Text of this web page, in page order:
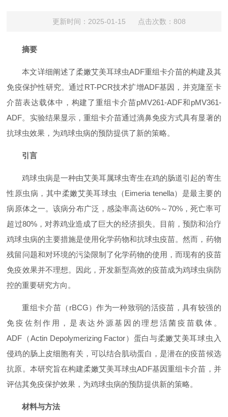
更新时间：2025-01-15 点击次数：808
摘要
本文详细阐述了柔嫩艾美耳球虫ADF重组卡介苗的构建及其
免疫保护性研究。通过RT-PCR技术扩增ADF基因，并克隆至卡
介苗表达载体中，构建了重组卡介苗pMV261-ADF和pMV361-
ADF。实验结果显示，重组卡介苗通过滴鼻免疫方式具有显著的
抗球虫效果，为鸡球虫病的预防提供了新的策略。
引言
鸡球虫病是一种由艾美耳属球虫寄生在鸡的肠道引起的寄生
性原虫病，其中柔嫩艾美耳球虫（Eimeria tenella）是最主要的
病原体之一。该病分布广泛，感染率高达60%～70%，死亡率可
超过80%，对养鸡业造成了巨大的经济损失。目前，预防和治疗
鸡球虫病的主要措施是使用化学药物和抗球虫疫苗。然而，药物
残留问题和对环境的污染限制了化学药物的使用，而现有的疫苗
免疫效果并不理想。因此，开发新型高效的疫苗成为鸡球虫病防
控的重要研究方向。
重组卡介苗（rBCG）作为一种致弱的活疫苗，具有较强的
免疫佐剂作用，是表达外源基因的理想活菌疫苗载体。
ADF（Actin Depolymerizing Factor）蛋白与柔嫩艾美耳球虫入
侵鸡的肠上皮细胞有关，可以结合肌动蛋白，是潜在的疫苗候选
抗原。本研究旨在构建柔嫩艾美耳球虫ADF基因重组卡介苗，并
评估其免疫保护效果，为鸡球虫病的预防提供新的策略。
材料与方法